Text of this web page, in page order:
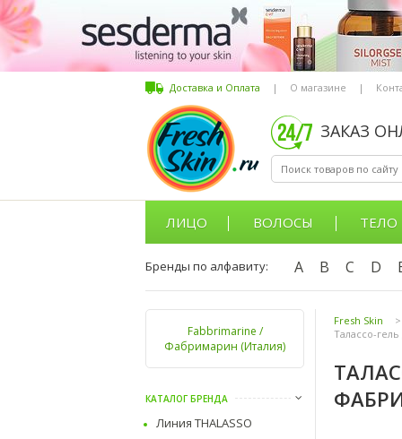
Доставка и Оплата | О магазине |
ЗАКАЗ
ЛИЦО ВОЛОСЫ ТЕЛО
Бренды по алфавиту: A B C D
Fabbrimarine /
Фабримарин (Италия)
КАТАЛОГ БРЕНДА
Линия THALASSO
Fresh Skin >
Талассо-